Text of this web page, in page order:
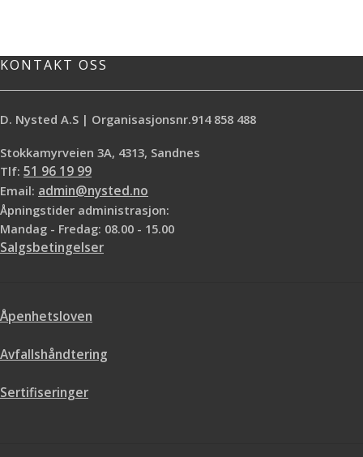
KONTAKT OSS
D. Nysted A.S | Organisasjonsnr.914 858 488
Stokkamyrveien 3A, 4313, Sandnes
Tlf: 51 96 19 99
Email: admin@nysted.no
Åpningstider administrasjon:
Mandag - Fredag: 08.00 - 15.00
Salgsbetingelser
Åpenhetsloven
Avfallshåndtering
Sertifiseringer